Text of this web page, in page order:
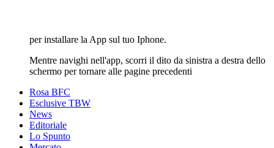
per installare la App sul tuo Iphone.
Mentre navighi nell'app, scorri il dito da sinistra a destra dello
schermo per tornare alle pagine precedenti
Rosa BFC
Esclusive TBW
News
Editoriale
Lo Spunto